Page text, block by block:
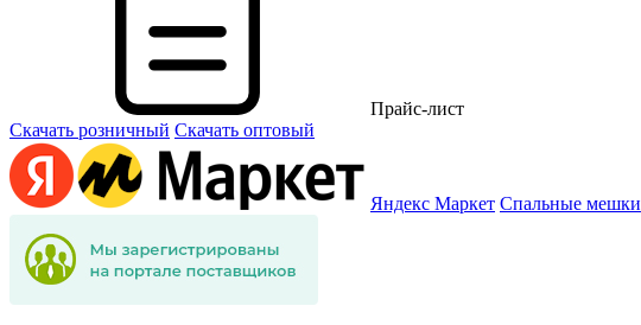
Прайс-лист
Скачать розничный Скачать оптовый
Яндекс Маркет Спальные мешки